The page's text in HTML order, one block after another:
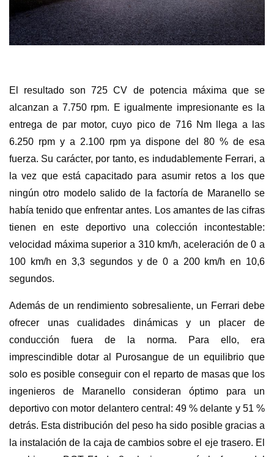
El resultado son 725 CV de potencia máxima que se
alcanzan a 7.750 rpm. E igualmente impresionante es la
entrega de par motor, cuyo pico de 716 Nm llega a las
6.250 rpm y a 2.100 rpm ya dispone del 80 % de esa
fuerza. Su carácter, por tanto, es indudablemente Ferrari, a
la vez que está capacitado para asumir retos a los que
ningún otro modelo salido de la factoría de Maranello se
había tenido que enfrentar antes. Los amantes de las cifras
tienen en este deportivo una colección incontestable:
velocidad máxima superior a 310 km/h, aceleración de 0 a
100 km/h en 3,3 segundos y de 0 a 200 km/h en 10,6
segundos.
Además de un rendimiento sobresaliente, un Ferrari debe
ofrecer unas cualidades dinámicas y un placer de
conducción fuera de la norma. Para ello, era
imprescindible dotar al Purosangue de un equilibrio que
solo es posible conseguir con el reparto de masas que los
ingenieros de Maranello consideran óptimo para un
deportivo con motor delantero central: 49 % delante y 51 %
detrás. Esta distribución del peso ha sido posible gracias a
la instalación de la caja de cambios sobre el eje trasero. El